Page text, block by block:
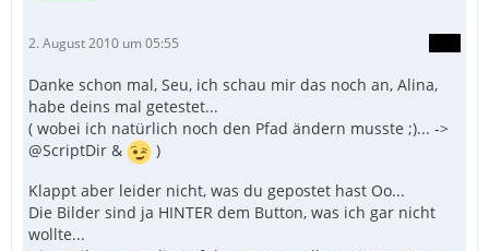
2. August 2010 um 05:55
Danke schon mal, Seu, ich schau mir das noch an, Alina,
habe deins mal getestet...
( wobei ich natürlich noch den Pfad ändern musste ;)... ->
@ScriptDir &
)
Klappt aber leider nicht, was du gepostet hast Oo...
Die Bilder sind ja HINTER dem Button, was ich gar nicht
wollte...